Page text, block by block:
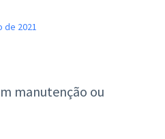
de 2021
manutenção ou